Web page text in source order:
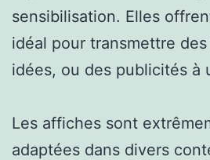
sensibilisation. Elles
idéal pour transmettre
idées, ou des publicités à
Les affiches sont
adaptées dans divers